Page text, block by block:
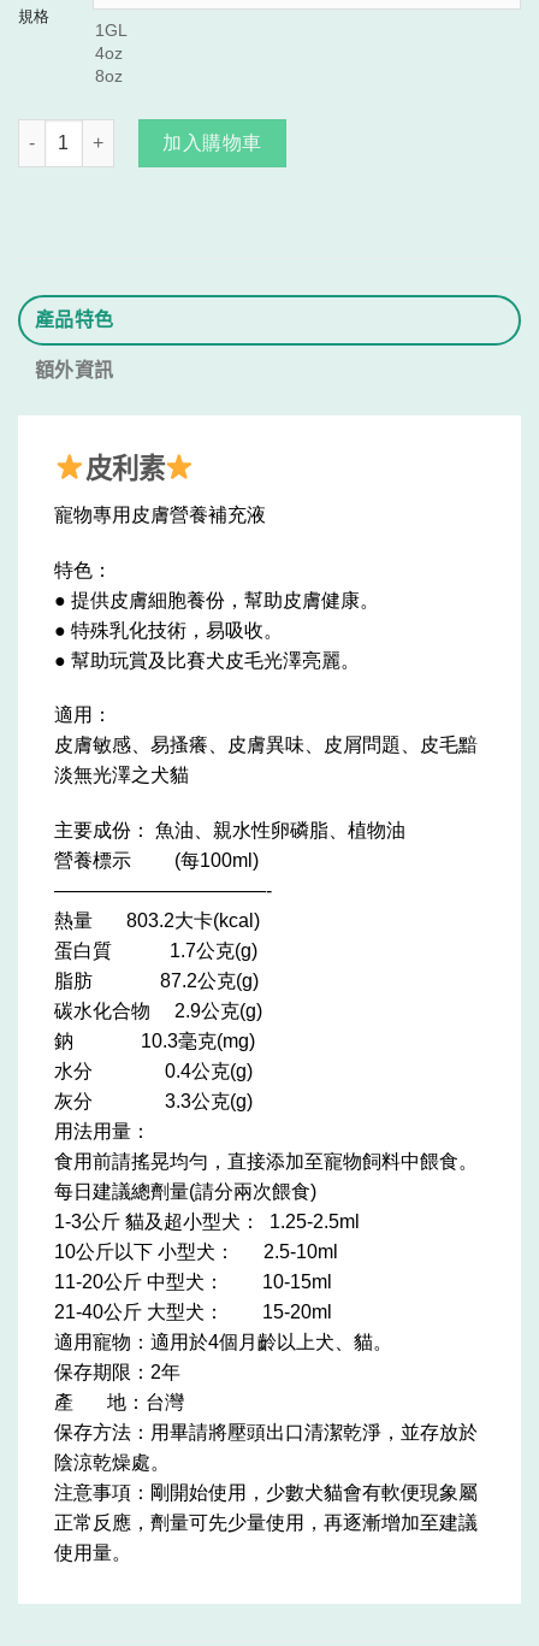
規格
皮利素 數量
加入購物車
產品特色
額外資訊
皮利素
寵物專用皮膚營養補充液
特色：
● 提供皮膚細胞養份，幫助皮膚健康。
● 特殊乳化技術，易吸收。
● 幫助玩賞及比賽犬皮毛光澤亮麗。
適用：
皮膚敏感、易搔癢、皮膚異味、皮屑問題、 皮毛黯
淡無光澤之犬貓
主要成份： 魚油、親水性卵磷脂、植物油
營養標示 (每100ml)
———————————-
熱量 803.2大卡(kcal)
蛋白質 1.7公克(g)
脂肪 87.2公克(g)
碳水化合物 2.9公克(g)
鈉 10.3毫克(mg)
水分 0.4公克(g)
灰分 3.3公克(g)
用法用量：
食用前請搖晃均勻，直接添加至寵物飼料中餵食。
每日建議總劑量(請分兩次餵食)
1-3公斤 貓及超小型犬： 1.25-2.5ml
10公斤以下 小型犬： 2.5-10ml
11-20公斤 中型犬： 10-15ml
21-40公斤 大型犬： 15-20ml
適用寵物：適用於4個月齡以上犬、貓。
保存期限：2年
產 地：台灣
保存方法：用畢請將壓頭出口清潔乾淨，並存放於
陰涼乾燥處。
注意事項：剛開始使用，少數犬貓會有軟便現象屬
正常反應，劑量可先少量使用，再逐漸增加至建議
使用量。